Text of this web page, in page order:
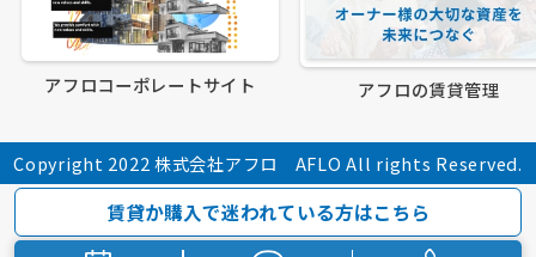
アフロコーポレートサイト アフロの賃貸管理
Copyright 2022 株式会社アフロ AFLO All rights Reserved.
賃貸か購入で迷われている方はこちら